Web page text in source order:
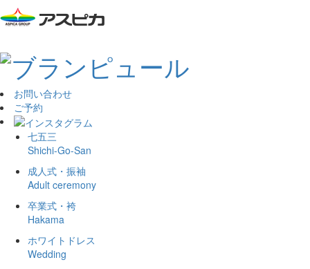
お問い合わせ
ご予約
七五三
Shichi-Go-San
成人式・振袖
Adult ceremony
卒業式・袴
Hakama
ホワイトドレス
Wedding